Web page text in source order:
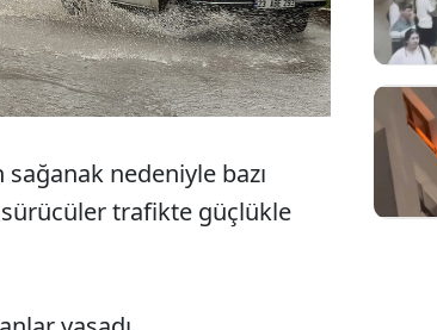
nedeniyle bazı
trafikte güçlükle